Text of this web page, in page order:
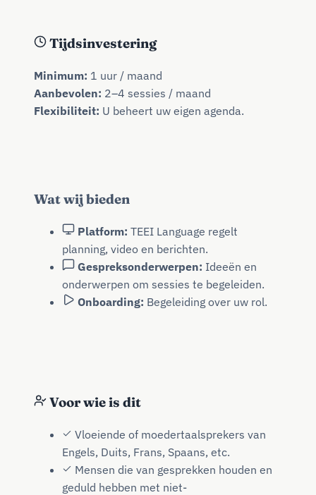
Tijdsinvestering
Minimum: 1 uur / maand
Aanbevolen: 2–4 sessies / maand
Flexibiliteit: U beheert uw eigen agenda.
Wat wij bieden
Platform: TEEI Language regelt
planning, video en berichten.
Gespreksonderwerpen: Ideeën en
onderwerpen om sessies te begeleiden.
Onboarding: Begeleiding over uw rol.
Voor wie is dit
Vloeiende of moedertaalsprekers van
Engels, Duits, Frans, Spaans, etc.
Mensen die van gesprekken houden en
geduld hebben met niet-